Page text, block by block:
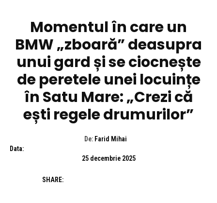
Momentul în care un
BMW „zboară” deasupra
unui gard și se ciocnește
de peretele unei locuințe
în Satu Mare: „Crezi că
ești regele drumurilor”
De: Farid Mihai
Data:
25 decembrie 2025
SHARE: